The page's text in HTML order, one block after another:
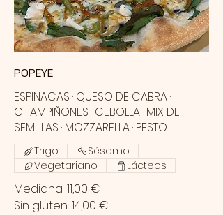
POPEYE
ESPINACAS · QUESO DE CABRA ·
CHAMPIÑONES · CEBOLLA · MIX DE
SEMILLAS · MOZZARELLA · PESTO
Mediana 11,00 €
Sin gluten 14,00 €
Trigo
Sésamo
Vegetariano
Lácteos